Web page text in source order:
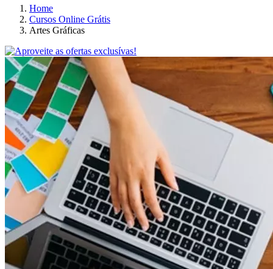
Home
Cursos Online Grátis
Artes Gráficas